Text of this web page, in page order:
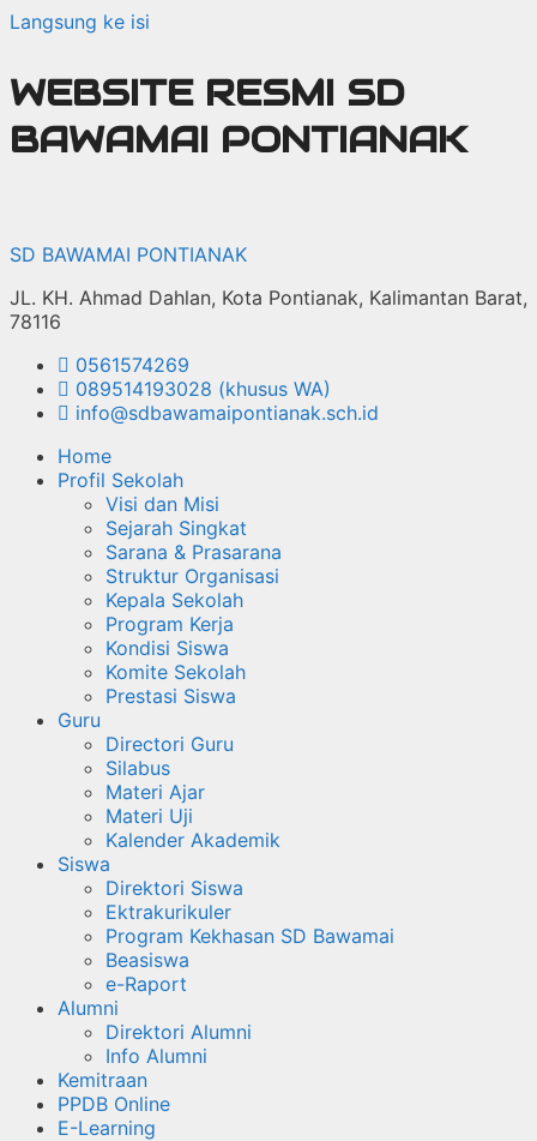
Langsung ke isi
WEBSITE RESMI SD
BAWAMAI PONTIANAK
SD BAWAMAI PONTIANAK
JL. KH. Ahmad Dahlan, Kota Pontianak, Kalimantan Barat,
78116
0561574269
089514193028 (khusus WA)
info@sdbawamaipontianak.sch.id
Home
Profil Sekolah
Visi dan Misi
Sejarah Singkat
Sarana & Prasarana
Struktur Organisasi
Kepala Sekolah
Program Kerja
Kondisi Siswa
Komite Sekolah
Prestasi Siswa
Guru
Directori Guru
Silabus
Materi Ajar
Materi Uji
Kalender Akademik
Siswa
Direktori Siswa
Ektrakurikuler
Program Kekhasan SD Bawamai
Beasiswa
e-Raport
Alumni
Direktori Alumni
Info Alumni
Kemitraan
PPDB Online
E-Learning